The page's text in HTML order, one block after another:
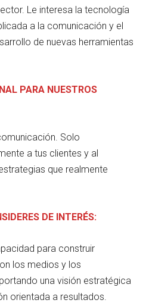
Le interesa la tecnología
a la comunicación y el
de nuevas herramientas
PARA NUESTROS
Solo
a tus clientes y al
que realmente
DE INTERÉS:
para construir
los medios y los
una visión estratégica
orientada a resultados.